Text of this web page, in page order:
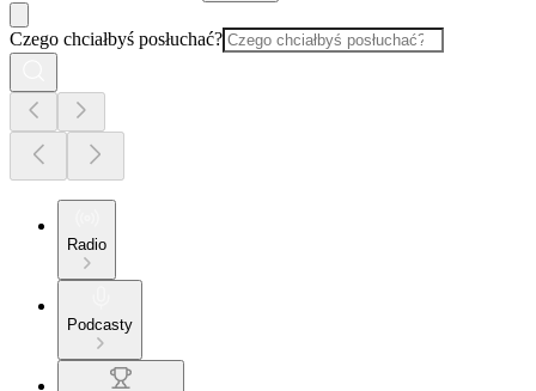
Czego chciałbyś posłuchać?
Radio
Podcasty